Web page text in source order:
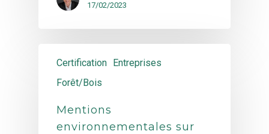
17/02/2023
Certification Entreprises
Forêt/Bois
Mentions
environnementales sur